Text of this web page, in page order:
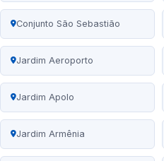
Conjunto São Sebastião
Jardim Aeroporto
Jardim Apolo
Jardim Armênia